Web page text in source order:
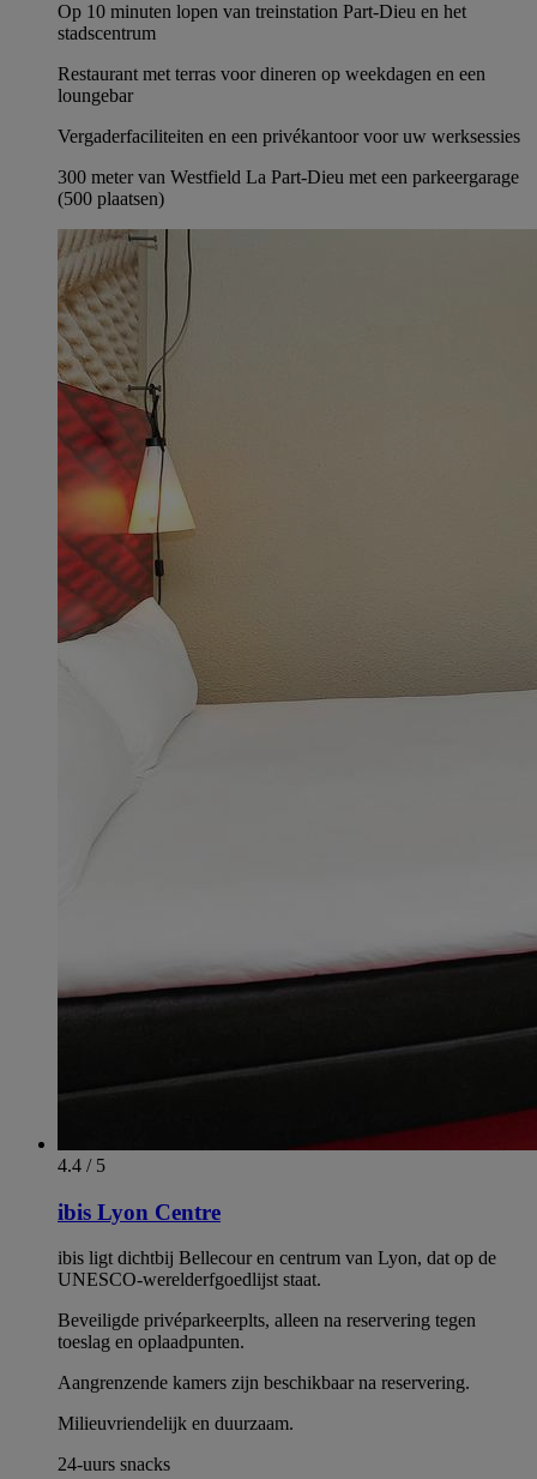
Op 10 minuten lopen van treinstation Part-Dieu en het
stadscentrum
Restaurant met terras voor dineren op weekdagen en een
loungebar
Vergaderfaciliteiten en een privékantoor voor uw werksessies
300 meter van Westfield La Part-Dieu met een parkeergarage
(500 plaatsen)
4.4 / 5
ibis Lyon Centre
ibis ligt dichtbij Bellecour en centrum van Lyon, dat op de
UNESCO-werelderfgoedlijst staat.
Beveiligde privéparkeerplts, alleen na reservering tegen
toeslag en oplaadpunten.
Aangrenzende kamers zijn beschikbaar na reservering.
Milieuvriendelijk en duurzaam.
24-uurs snacks